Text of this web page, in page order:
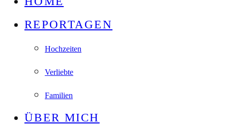
REPORTAGEN
Hochzeiten
Verliebte
Familien
ÜBER MICH